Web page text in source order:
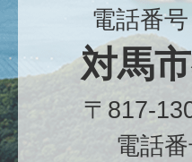
電話番
対馬
〒817-
電話